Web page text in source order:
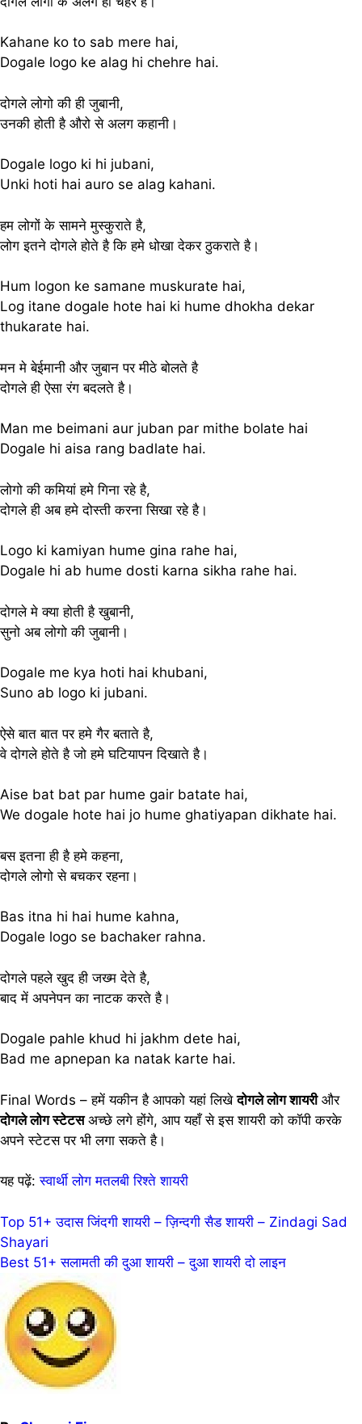
Kahane ko to sab mere hai,
Dogale logo ke alag hi chehre hai.
दोगले लोगो की ही जुबानी,
उनकी होती है औरो से अलग कहानी।
Dogale logo ki hi jubani,
Unki hoti hai auro se alag kahani.
हम लोगों के सामने मुस्कुराते है,
लोग इतने दोगले होते है कि हमे धोखा देकर ठुकराते है।
Hum logon ke samane muskurate hai,
Log itane dogale hote hai ki hume dhokha dekar
thukarate hai.
मन मे बेईमानी और जुबान पर मीठे बोलते है
दोगले ही ऐसा रंग बदलते है।
Man me beimani aur juban par mithe bolate hai
Dogale hi aisa rang badlate hai.
लोगो की कमियां हमे‌ गिना रहे है,
दोगले ही अब हमे दोस्ती करना सिखा रहे है।
Logo ki kamiyan hume‌ gina rahe hai,
Dogale hi ab hume dosti karna sikha rahe hai.
दोगले मे क्या होती है खुबानी,
सुनो अब लोगो की जुबानी।
Dogale me kya hoti hai khubani,
Suno ab logo ki jubani.
ऐसे बात बात पर हमे‌ गैर बताते है,
वे दोगले होते है जो हमे घटियापन दिखाते है।
Aise bat bat par hume‌ gair batate hai,
We dogale hote hai jo hume ghatiyapan dikhate hai.
बस इतना ही है हमे कहना,
दोगले लोगो से बचकर रहना।
Bas itna hi hai hume kahna,
Dogale logo se bachaker rahna.
दोगले पहले खुद ही जख्म देते है,
बाद में अपनेपन का नाटक करते है।
Dogale pahle khud hi jakhm dete hai,
Bad me apnepan ka natak karte hai.
Final Words – हमें यकीन है आपको यहां लिखेदोगले लोग शायरीऔर
दोगले लोग स्टेटसअच्छे लगे होंगे, आप यहाँ से इस शायरी को कॉपी करके
अपने स्टेटस पर भी लगा सकते है।
यह पढ़ें:स्वार्थी लोग मतलबी रिश्ते शायरी
Post
navigation
Top 51+ उदास जिंदगी शायरी – ज़िन्दगी सैड शायरी – Zindagi Sad
Shayari
Best 51+ सलामती की दुआ शायरी – दुआ शायरी दो लाइन